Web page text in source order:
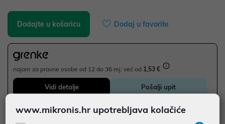
Dodajte u košaricu Dodaj u favorite
najam za pravne osobe od 12 do 36 mj. već od 1,53 €
Vidi detalje Pošalji upit
www.mikronis.hr upotrebljava kolačiće